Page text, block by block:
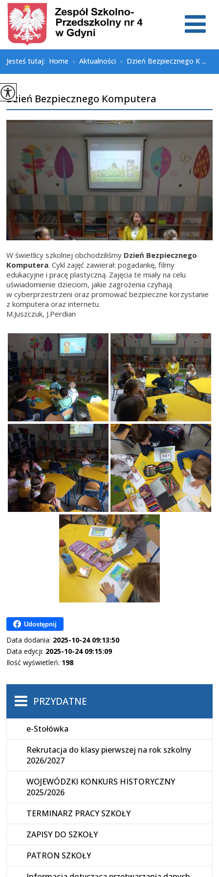
Jesteś tutaj: Home > Aktualności > Dzień Bezpiecznego K ...
Dzień Bezpiecznego Komputera
W świetlicy szkolnej obchodziliśmy Dzień Bezpiecznego
Komputera. Cykl zajęć zawierał: pogadankę, filmy
edukacyjne i pracę plastyczną. Zajęcia te miały na celu
uświadomienie dzieciom, jakie zagrożenia czyhają
w cyberprzestrzeni oraz promować bezpieczne korzystanie
z komputera oraz internetu.
M.Juszczuk, J.Perdian
Udostępnij
Data dodania: 2025-10-24 09:13:50
Data edycji: 2025-10-24 09:15:09
Ilość wyświetleń: 198
PRZYDATNE
e-Stołówka
Rekrutacja do klasy pierwszej na rok szkolny
2026/2027
WOJEWÓDZKI KONKURS HISTORYCZNY
2025/2026
TERMINARZ PRACY SZKOŁY
ZAPISY DO SZKOŁY
PATRON SZKOŁY